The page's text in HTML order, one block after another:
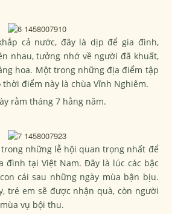
cả nước, đây là dịp để gia đình,
nhau, tưởng nhớ về người đã khuất,
hoa. Một trong những địa điểm tập
điểm này là chùa Vĩnh Nghiêm.
rằm tháng 7 hằng năm.
những lễ hội quan trọng nhất để
đình tại Việt Nam. Đây là lúc các bậc
cái sau những ngày mùa bận bịu.
trẻ em sẽ được nhận quà, còn người
vụ bội thu.